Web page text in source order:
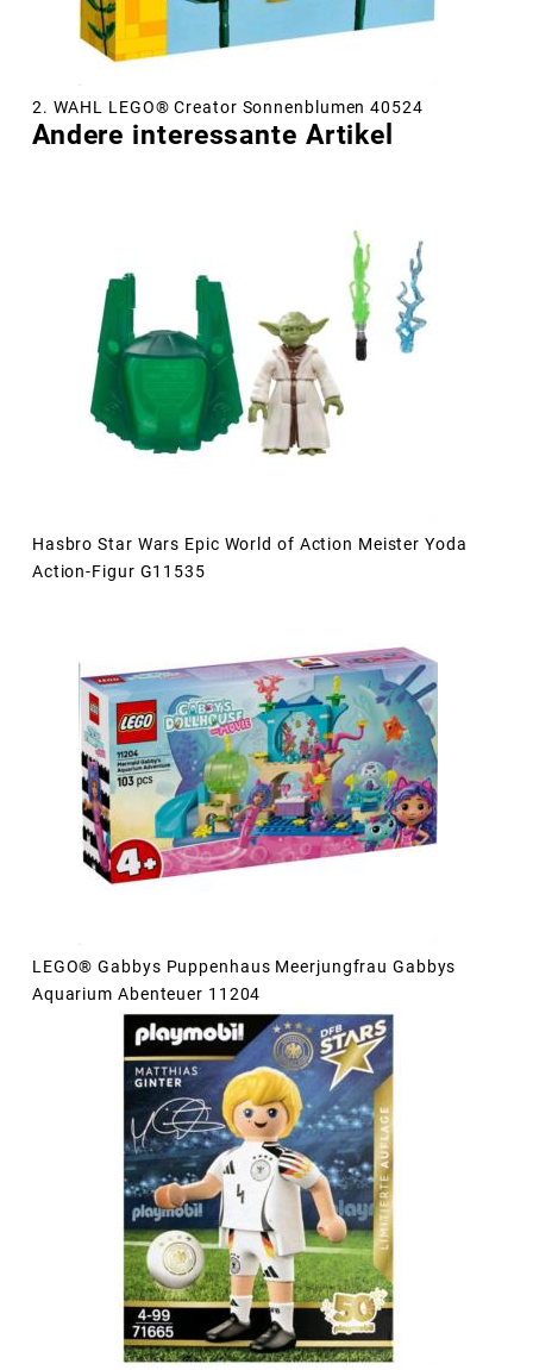
2. WAHL LEGO® Creator Sonnenblumen 40524
Andere interessante Artikel
Hasbro Star Wars Epic World of Action Meister Yoda
Action-Figur G11535
LEGO® Gabbys Puppenhaus Meerjungfrau Gabbys
Aquarium Abenteuer 11204